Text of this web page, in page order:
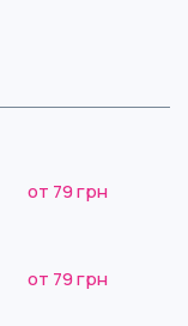
от 79 грн
от 79 грн